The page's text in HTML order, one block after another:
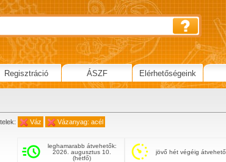
Váz Vázanyag: acél
leghamarabb átvehetők:
2026. augusztus 10.
(hétfő)
jövő hét végéig átvehető
Regisztráció ÁSZF Elérhetőségeink